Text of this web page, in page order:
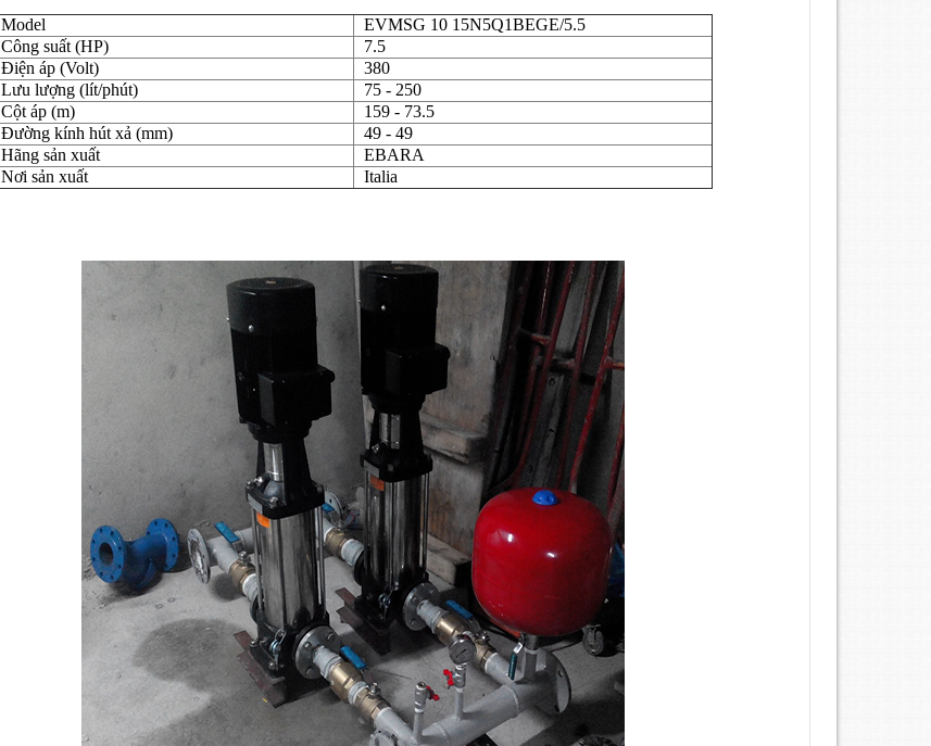
Model
EVMSG 10 15N5Q1BEGE/5.5
Công suất (HP)
7.5
Điện áp (Volt)
380
Lưu lượng (lít/phút)
75 - 250
Cột áp (m)
159 - 73.5
Đường kính hút xả (mm)
49 - 49
Hãng sản xuất
EBARA
Nơi sản xuất
Italia